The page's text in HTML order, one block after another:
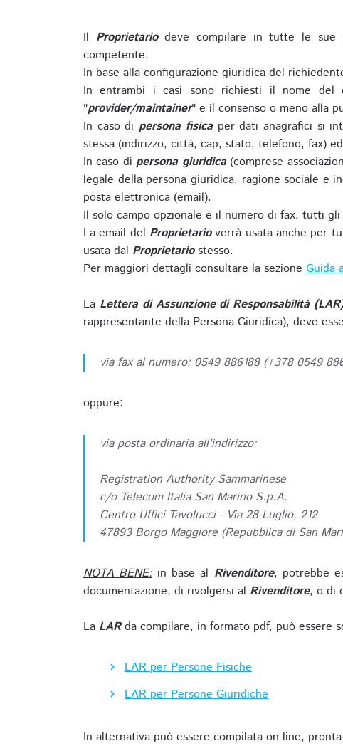
Il Proprietariodeve compilare in tutte le sue
competente.
In base alla configurazione giuridica del
In entrambi i casi sono richiesti il nome del
"provider/maintainer" e il consenso o meno alla
In caso dipersona fisicaper dati anagrafici si
stessa (indirizzo, città, cap, stato, telefono, fax)
In caso dipersona giuridica(comprese
legale della persona giuridica, ragione sociale e
posta elettronica (email).
Il solo campo opzionale è il numero di fax, tutti
La email del Proprietarioverrà usata anche per
usata dal Proprietariostesso.
Per maggiori dettagli consultare la sezione Guida
La Lettera di Assunzione di Responsabilità
rappresentante della Persona Giuridica), deve
via fax al numero: 0549 886188 (+378 0549
oppure:
via posta ordinaria all'indirizzo:
Registration Authority Sammarinese
c/o Telecom Italia San Marino S.p.A.
Centro Uffici Tavolucci - Via 28 Luglio, 212
47893 Borgo Maggiore (Repubblica di San
NOTA BENE: in base al Rivenditore, potrebbe
documentazione, di rivolgersi al Rivenditore, o di
La LARda compilare, in formato pdf, può essere
LAR per Persone Fisiche
LAR per Persone Giuridiche
In alternativa può essere compilata on-line,